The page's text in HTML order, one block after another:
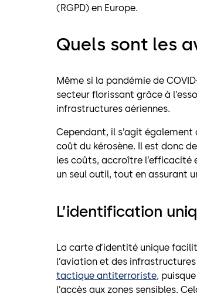
(RGPD) en Europe.
Quels sont les
Même si la pandémie de
secteur florissant grâce à
infrastructures aériennes.
Cependant, il s’agit
coût du kérosène. Il est donc
les coûts, accroître l’efficacité
un seul outil, tout en assurant
L’identification
La carte d’identité unique
l’aviation et des
tactique antiterroriste,
l’accès aux zones sensibles.